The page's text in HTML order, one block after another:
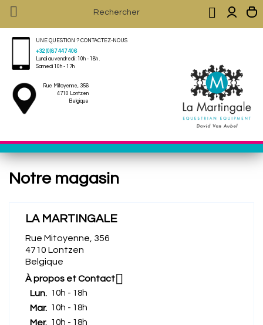
 
UNE QUESTION ? CONTACTEZ-NOUS
+32 (0)87 447 406
Lundi au vendredi : 10h - 18h .
Samedi 10h - 17h
Rue Mitoyenne, 356
4710 Lontzen
Belgique
Notre magasin
LA MARTINGALE
Rue Mitoyenne, 356
4710 Lontzen
Belgique
À propos et Contact
Lun. 10h - 18h
Mar. 10h - 18h
Mer. 10h - 18h